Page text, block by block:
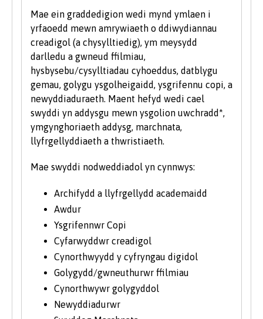
a/neu brofiad gwaith a all ddangos y
cymhelliant a'r ymrwymiad i astudio ar raglen
prifysgol. Rydym yn cofrestru nifer sylweddol o
fyfyrwyr hŷn bob blwyddyn. I gael rhagor o
wybodaeth am astudio fel myfyriwr hŷn, ewch
i’n hadran Astudio ym Mangor ar y wefan.
Mae ein graddedigion wedi mynd ymlaen i
yrfaoedd mewn amrywiaeth o ddiwydiannau
creadigol (a chysylltiedig), ym meysydd
darlledu a gwneud ffilmiau,
hysbysebu/cysylltiadau cyhoeddus, datblygu
gemau, golygu ysgolheigaidd, ysgrifennu copi, a
newyddiaduraeth. Maent hefyd wedi cael
swyddi yn addysgu mewn ysgolion uwchradd*,
ymgynghoriaeth addysg, marchnata,
llyfrgellyddiaeth a thwristiaeth.
Mae swyddi nodweddiadol yn cynnwys:
Archifydd a llyfrgellydd academaidd
Awdur
Ysgrifennwr Copi
Cyfarwyddwr creadigol
Cynorthwyydd y cyfryngau digidol
Golygydd/gwneuthurwr ffilmiau
Cynorthwywr golygyddol
Newyddiadurwr